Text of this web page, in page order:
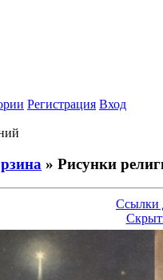
Регистрация Вход
» Рисунки
Ссылки